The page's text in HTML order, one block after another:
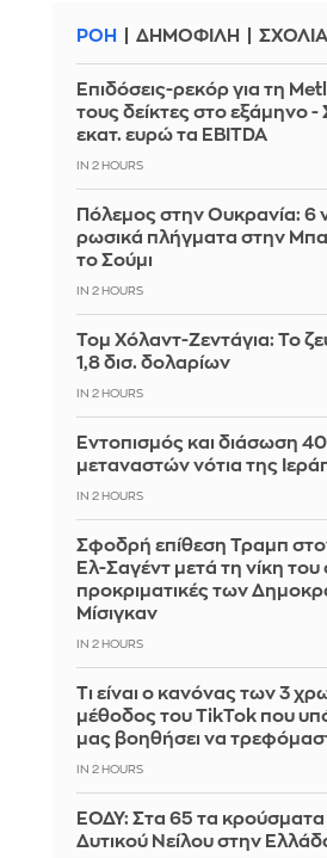
ΡΟΗ ΔΗΜΟΦΙΛΗ
Επιδόσεις-ρεκόρ για τη
τους δείκτες στο εξάμηνο
εκατ. ευρώ τα EBITDA
IN 2 HOURS
Πόλεμος στην Ουκρανία: 6
ρωσικά πλήγματα στην
το Σούμι
IN 2 HOURS
Τομ Χόλαντ-Ζεντάγια: Το
1,8 δισ. δολαρίων
IN 2 HOURS
Εντοπισμός και διάσωση 40
μεταναστών νότια της
IN 2 HOURS
Σφοδρή επίθεση Τραμπ
Ελ-Σαγέντ μετά τη νίκη του
προκριματικές των
Μίσιγκαν
IN 2 HOURS
Τι είναι ο κανόνας των 3
μέθοδος του TikTok που
μας βοηθήσει να
IN 2 HOURS
ΕΟΔΥ: Στα 65 τα κρούσματα
Δυτικού Νείλου στην